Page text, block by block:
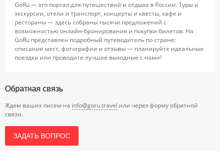
GoRu — это портал для путешествий и отдыха в России. Туры и
экскурсии, отели и транспорт, концерты и квесты, кафе и
рестораны — здесь собраны тысячи предложений с
возможностью онлайн-бронирования и покупки билетов. На
GoRu представлен подробный путеводитель по стране:
описания мест, фотографии и отзывы — планируйте идеальные
поездки или проводите лучшие выходные с нами!
Обратная связь
Ждем ваших писем на info@goru.travel или через форму обратной
связи.
ЗАДАТЬ ВОПРОС